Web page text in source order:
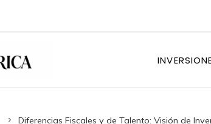
Diferencias Fiscales y de Talento: Visión de